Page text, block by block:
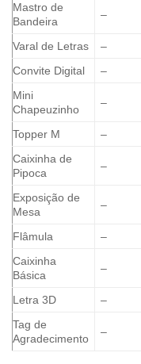
Mastro de
Bandeira
–
Varal de Letras –
Convite Digital
–
Mini
Chapeuzinho
–
Topper M –
Caixinha de
Pipoca
–
Exposição de
Mesa
–
Flâmula –
Caixinha
Básica
–
Letra 3D –
Tag de
Agradecimento
–